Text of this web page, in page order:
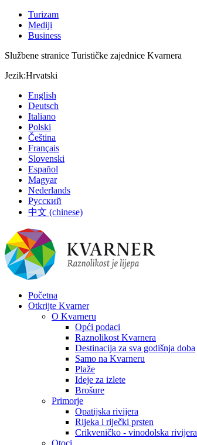
Turizam
Mediji
Business
Službene stranice Turističke zajednice Kvarnera
Jezik:Hrvatski
English
Deutsch
Italiano
Polski
Čeština
Français
Slovenski
Español
Magyar
Nederlands
Русский
中文 (chinese)
Početna
Otkrijte Kvarner
O Kvarneru
Opći podaci
Raznolikost Kvarnera
Destinacija za sva godišnja doba
Samo na Kvarneru
Plaže
Ideje za izlete
Brošure
Primorje
Opatijska rivijera
Rijeka i riječki prsten
Crikveničko - vinodolska rivijera
Otoci